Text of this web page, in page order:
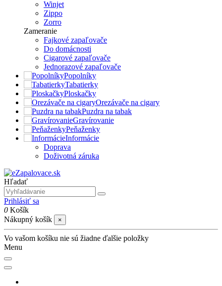
Winjet
Zippo
Zorro
Zameranie
Fajkové zapaľovače
Do domácnosti
Cigarové zapaľovače
Jednorazové zapaľovače
Popolníky
Tabatierky
Ploskačky
Orezávače na cigary
Puzdra na tabak
Gravírovanie
Peňaženky
Informácie
Doprava
Doživotná záruka
Hľadať
Prihlásiť sa
0 Košík
Nákupný košík
×
Vo vašom košíku nie sú žiadne ďalšie položky
Menu